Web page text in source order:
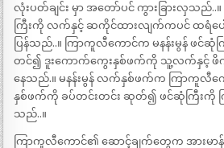
လုံးပတ်ချင်း မှာ အတော်ပင် ကွားခြားလှသ
ကြီးကို လက်နှင့် ဆကိုင်ထားလျက်ကပင် ထရံပ
ပြန်သည်..။ ကြာကူလီကောင်က မနန်းမွန် ဖင်ဆုံက
တင်၍ ဒူးကောက်ကွေးနှစ်ဖက်ကို သူ့လက်နှင့် ဖိ
နေသည်.။ မနန်းမွန် လက်နှစ်ဖက်က ကြာကူ
နှစ်ဖက်ကို ခပ်တင်းတင်း ဆုတ်၍ ဖင်ဆုံကြီးကို
သည်..။
ကြာကူလီကောင်၏ ဆောင့်ချက်တွေက အားမာန်ပ